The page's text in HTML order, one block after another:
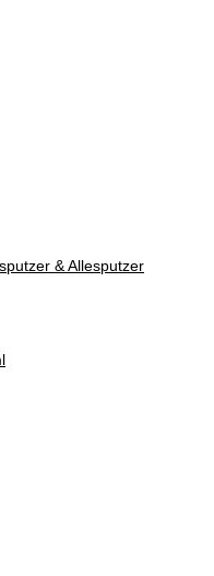
& Allesputzer